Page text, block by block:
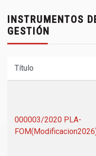
INSTRUMENTOS
GESTIÓN
Título
000003/2020 PLA-